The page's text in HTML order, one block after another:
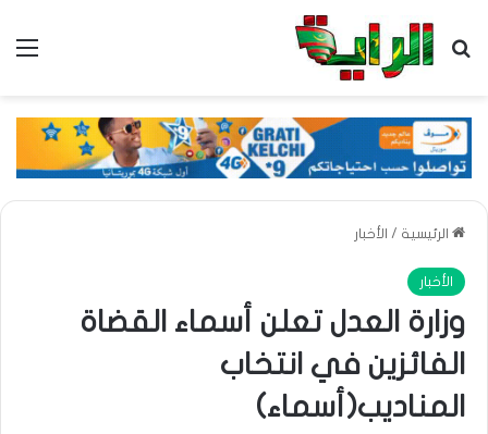
بحث عن
الرئيسية / الأخبار
الأخبار
وزارة العدل تعلن أسماء القضاة
الفائزين في انتخاب
المناديب(أسماء)